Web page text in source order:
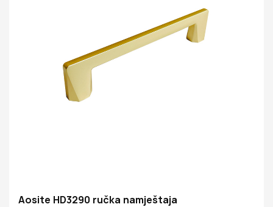
Aosite HD3290 ručka namještaja